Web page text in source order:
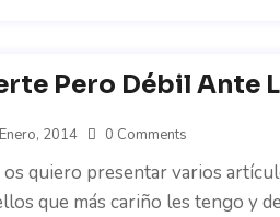
Pero Débil Ante
2014 0 Comments
quiero presentar varios
que más cariño les tengo y